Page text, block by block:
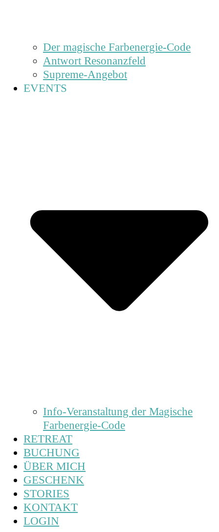
Der magische Farbenergie-Code
Antwort Resonanzfeld
Supreme-Angebot
EVENTS
Info-Veranstaltung der Magische
Farbenergie-Code
RETREAT
BUCHUNG
ÜBER MICH
GESCHENK
STORIES
KONTAKT
LOGIN